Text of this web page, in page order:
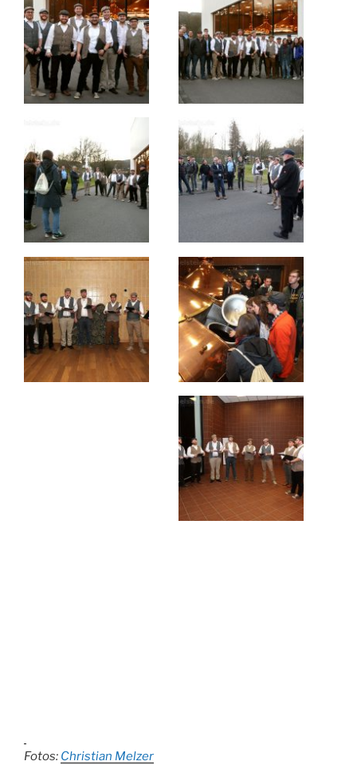
Fotos: Christian Melzer